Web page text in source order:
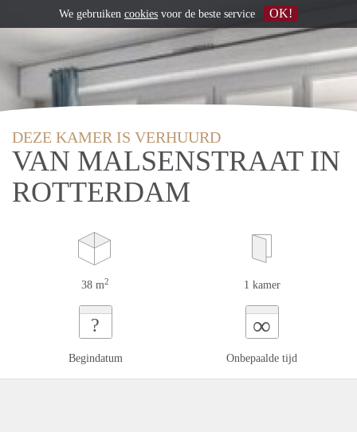
DEZE KAMER IS VERHUURD
VAN MALSENSTRAAT IN
ROTTERDAM
38 m2 1 kamer
?
Begindatum
∞
Onbepaalde tijd
We gebruiken cookies voor de beste service OK!